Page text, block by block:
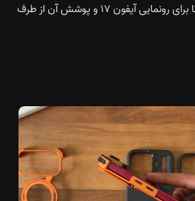
بیشتری منتشر خواهد شد تا برای رونمایی آیفون ۱۷ و پوشش آن از طرف